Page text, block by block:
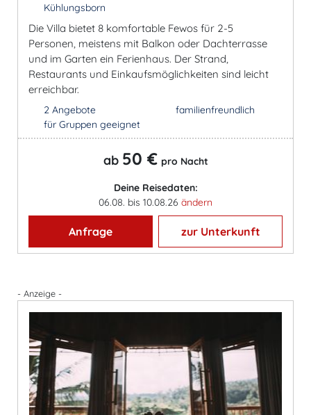
Kühlungsborn
Die Villa bietet 8 komfortable Fewos für 2-5
Personen, meistens mit Balkon oder Dachterrasse
und im Garten ein Ferienhaus. Der Strand,
Restaurants und Einkaufsmöglichkeiten sind leicht
erreichbar.
2 Angebote
für Gruppen geeignet
familienfreundlich
ab 50 € pro Nacht
Deine Reisedaten:
06.08. bis 10.08.26 ändern
Anfrage zur Unterkunft
- Anzeige -